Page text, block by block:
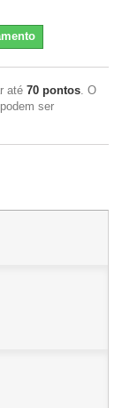
até 70 pontos. O
ser